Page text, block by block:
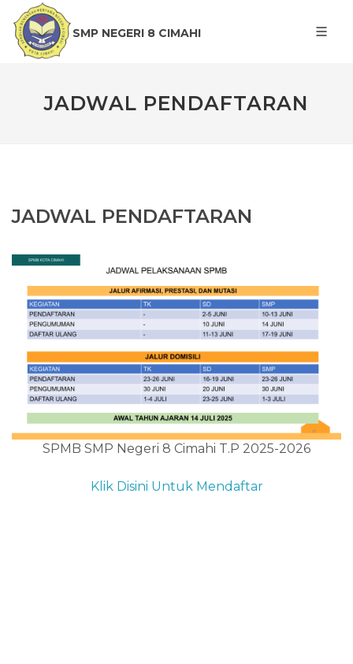
SMP NEGERI 8 CIMAHI
JADWAL PENDAFTARAN
JADWAL PENDAFTARAN
SPMB SMP Negeri 8 Cimahi T.P 2025-2026
Klik Disini Untuk Mendaftar